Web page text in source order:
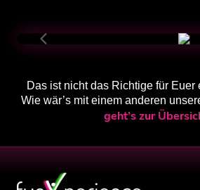
Das ist nicht das Richtige für Euer
Wie wär’s mit einem anderen
geht’s zur